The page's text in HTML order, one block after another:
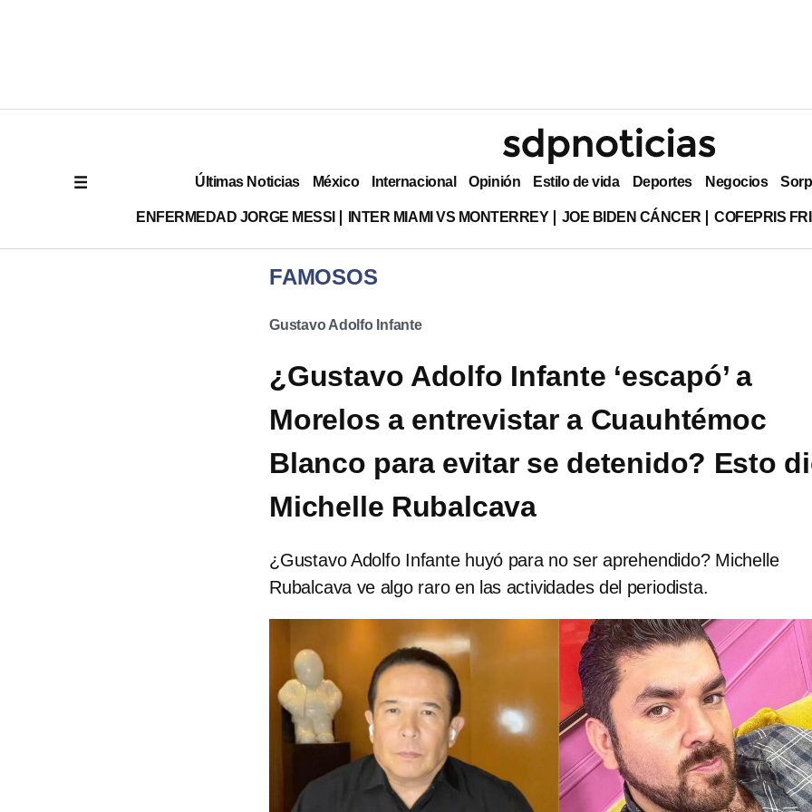
Últimas Noticias México Internacional Opinión Estilo de vida Deportes Negocios
ENFERMEDAD JORGE MESSI INTER MIAMI VS MONTERREY JOE BIDEN CÁNCER COFEPRIS
FAMOSOS
Gustavo Adolfo Infante
¿Gustavo Adolfo Infante ‘escapó’ a
Morelos a entrevistar a Cuauhtémoc
Blanco para evitar se detenido? Esto
Michelle Rubalcava
¿Gustavo Adolfo Infante huyó para no ser aprehendido? Michelle
Rubalcava ve algo raro en las actividades del periodista.